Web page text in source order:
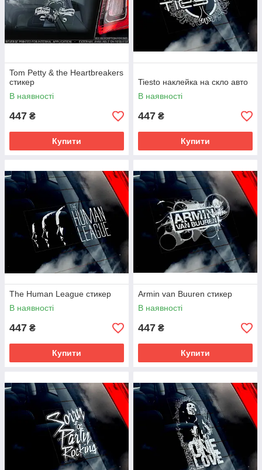
Tom Petty & the Heartbreakers
стикер
В наявності
447 ₴
Купити
Tiesto наклейка на скло авто
В наявності
447 ₴
Купити
The Human League стикер
В наявності
447 ₴
Купити
Armin van Buuren стикер
В наявності
447 ₴
Купити